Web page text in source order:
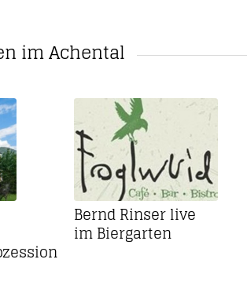
im Achental
Bernd Rinser live
im Biergarten